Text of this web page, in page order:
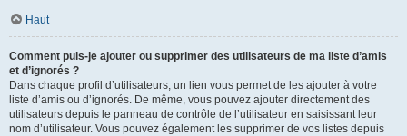
Haut
Comment puis-je ajouter ou supprimer des utilisateurs de ma liste d’amis
et d’ignorés ?
Dans chaque profil d’utilisateurs, un lien vous permet de les ajouter à votre
liste d’amis ou d’ignorés. De même, vous pouvez ajouter directement des
utilisateurs depuis le panneau de contrôle de l’utilisateur en saisissant leur
nom d’utilisateur. Vous pouvez également les supprimer de vos listes depuis